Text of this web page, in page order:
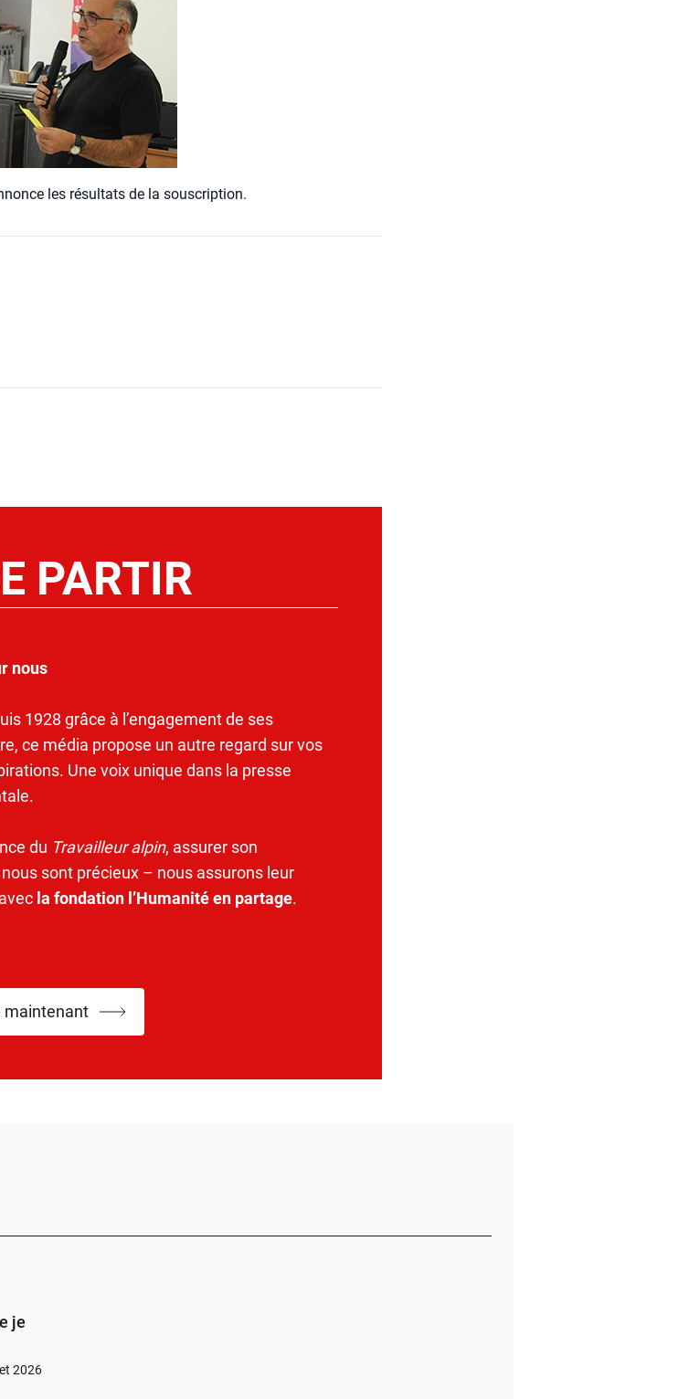
les résul­tats de la sous­crip­tion.
PARTIR
nous
1928 grâce à l’engagement de ses
ce média propose un autre regard sur vos
Une voix unique dans la presse
du Travailleur alpin, assurer son
sont précieux – nous assurons leur
la fondation l’Humanité en partage.
maintenant
je
2026